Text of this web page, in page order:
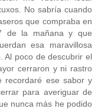
No sabría cuando
que compraba en
de la mañana y que
esa maravillosa
Al poco de descubrir el
cerraron y ni rastro
recordaré ese sabor y
para averiguar de
nunca más he podido